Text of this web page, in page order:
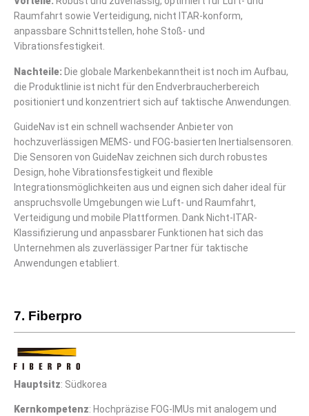
Raumfahrt sowie Verteidigung, nicht ITAR-konform,
anpassbare Schnittstellen, hohe Stoß- und
Vibrationsfestigkeit.
Nachteile: Die globale Markenbekanntheit ist noch im Aufbau,
die Produktlinie ist nicht für den Endverbraucherbereich
positioniert und konzentriert sich auf taktische Anwendungen.
GuideNav ist ein schnell wachsender Anbieter von
hochzuverlässigen MEMS- und FOG-basierten Inertialsensoren.
Die Sensoren von GuideNav zeichnen sich durch robustes
Design, hohe Vibrationsfestigkeit und flexible
Integrationsmöglichkeiten aus und eignen sich daher ideal für
anspruchsvolle Umgebungen wie Luft- und Raumfahrt,
Verteidigung und mobile Plattformen. Dank Nicht-ITAR-
Klassifizierung und anpassbarer Funktionen hat sich das
Unternehmen als zuverlässiger Partner für taktische
Anwendungen etabliert.
7. Fiberpro
Hauptsitz: Südkorea
Kernkompetenz: Hochpräzise FOG-IMUs mit analogem und